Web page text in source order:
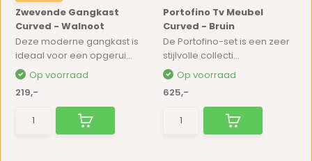
Zwevende Gangkast
Curved - Walnoot
Deze moderne gangkast is
ideaal voor een opgerui...
Op voorraad
219,-
Portofino Tv Meubel
Curved - Bruin
De Portofino-set is een zeer
stijlvolle collecti...
Op voorraad
625,-